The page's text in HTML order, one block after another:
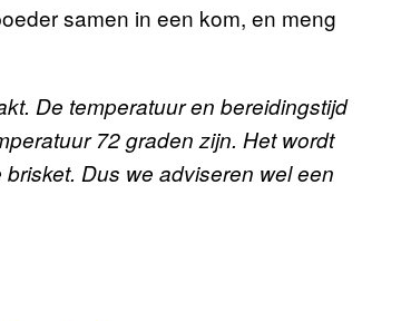
samen in een kom, en meng
De temperatuur en bereidingstijd
72 graden zijn. Het wordt
Dus we adviseren wel een